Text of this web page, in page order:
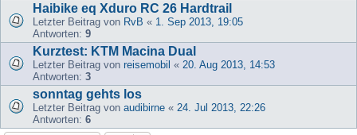
Haibike eq Xduro RC 26 Hardtrail
Letzter Beitrag von RvB « 1. Sep 2013, 19:05
Antworten: 9
Kurztest: KTM Macina Dual
Letzter Beitrag von reisemobil « 20. Aug 2013, 14:53
Antworten: 3
sonntag gehts los
Letzter Beitrag von audibirne « 24. Jul 2013, 22:26
Antworten: 6